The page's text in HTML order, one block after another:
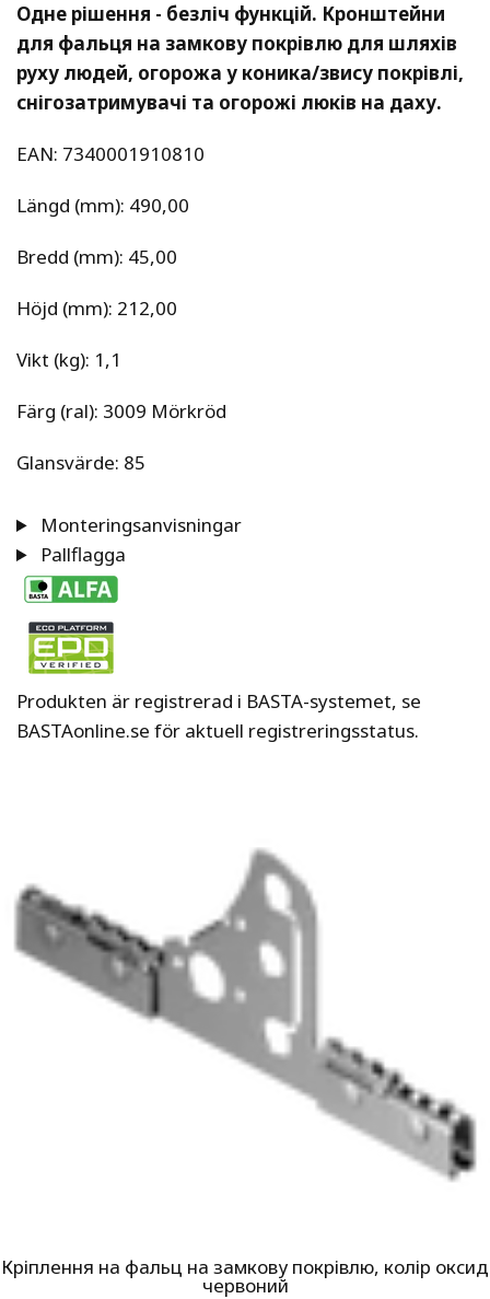
Одне рішення - безліч функцій. Кронштейни
для фальця на замкову покрівлю для шляхів
руху людей, огорожа у коника/звису покрівлі,
снігозатримувачі та огорожі люків на даху.
EAN: 7340001910810
Längd (mm): 490,00
Bredd (mm): 45,00
Höjd (mm): 212,00
Vikt (kg): 1,1
Färg (ral): 3009 Mörkröd
Glansvärde: 85
Monteringsanvisningar
Pallflagga
Produkten är registrerad i BASTA-systemet, se
BASTAonline.se för aktuell registreringsstatus.
Кріплення на фальц на замкову покрівлю, колір оксид
червоний